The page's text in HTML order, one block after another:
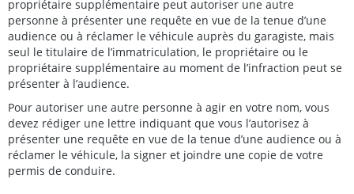
propriétaire supplémentaire peut autoriser une autre
personne à présenter une requête en vue de la tenue d’une
audience ou à réclamer le véhicule auprès du garagiste, mais
seul le titulaire de l’immatriculation, le propriétaire ou le
propriétaire supplémentaire au moment de l’infraction peut se
présenter à l’audience.
Pour autoriser une autre personne à agir en votre nom, vous
devez rédiger une lettre indiquant que vous l’autorisez à
présenter une requête en vue de la tenue d’une audience ou à
réclamer le véhicule, la signer et joindre une copie de votre
permis de conduire.